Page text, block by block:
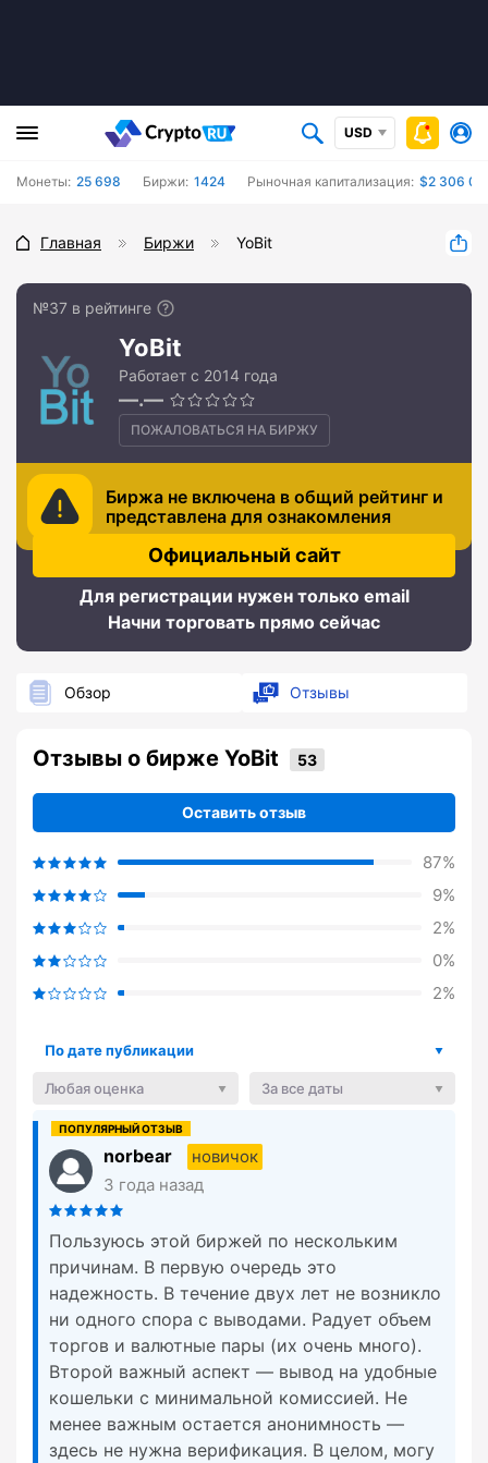
USD
Монеты: 25 698 Биржи: 1424 Рыночная капитализация: $2 306
Главная Биржи YoBit
№37 в рейтинге
YoBit
Работает с 2014 года
—.—
ПОЖАЛОВАТЬСЯ НА БИРЖУ
Биржа не включена в общий рейтинг и
представлена для ознакомления
Официальный сайт
Для регистрации нужен только email
Начни торговать прямо сейчас
Обзор Отзывы
Отзывы о бирже YoBit
Оставить отзыв
87%
9%
2%
0%
2%
По дате публикации
Любая оценка За все даты
norbear
новичок
3 года назад
Пользуюсь этой биржей по нескольким
причинам. В первую очередь это
надежность. В течение двух лет не возникло
ни одного спора с выводами. Радует объем
торгов и валютные пары (их очень много).
Второй важный аспект — вывод на удобные
кошельки с минимальной комиссией. Не
менее важным остается анонимность —
здесь не нужна верификация. В целом, могу